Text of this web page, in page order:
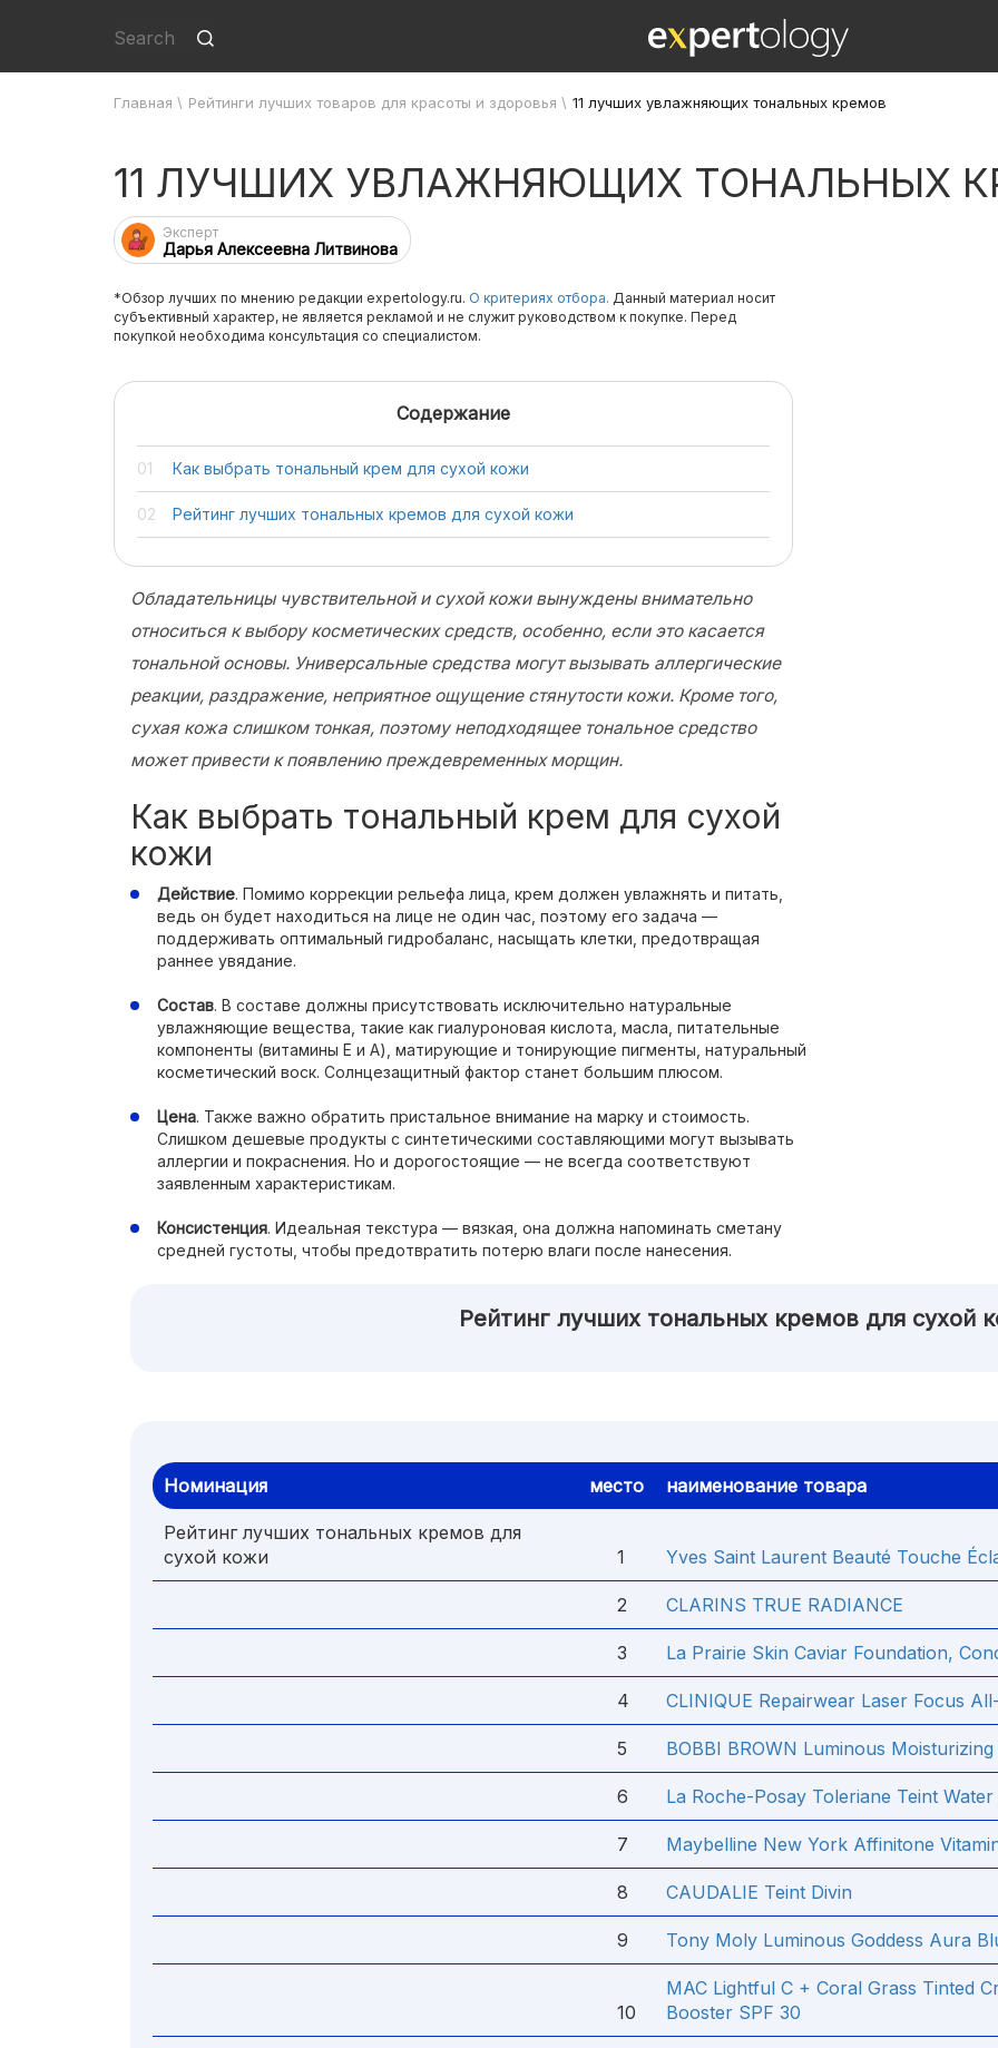
Главная \ Рейтинги лучших товаров для красоты и здоровья \ 11 лучших увлажняющих тональных кремов
11 ЛУЧШИХ УВЛАЖНЯЮЩИХ ТОНАЛЬНЫХ
Эксперт
Дарья Алексеевна Литвинова
*Обзор лучших по мнению редакции expertology.ru. О критериях отбора. Данный материал носит
субъективный характер, не является рекламой и не служит руководством к покупке. Перед
покупкой необходима консультация со специалистом.
Содержание
Как выбрать тональный крем для сухой кожи
Рейтинг лучших тональных кремов для сухой кожи
Обладательницы чувствительной и сухой кожи вынуждены внимательно
относиться к выбору косметических средств, особенно, если это касается
тональной основы. Универсальные средства могут вызывать аллергические
реакции, раздражение, неприятное ощущение стянутости кожи. Кроме того,
сухая кожа слишком тонкая, поэтому неподходящее тональное средство
может привести к появлению преждевременных морщин.
Как выбрать тональный крем для сухой
кожи
Действие. Помимо коррекции рельефа лица, крем должен увлажнять и питать,
ведь он будет находиться на лице не один час, поэтому его задача —
поддерживать оптимальный гидробаланс, насыщать клетки, предотвращая
раннее увядание.
Состав. В составе должны присутствовать исключительно натуральные
увлажняющие вещества, такие как гиалуроновая кислота, масла, питательные
компоненты (витамины Е и А), матирующие и тонирующие пигменты, натуральный
косметический воск. Солнцезащитный фактор станет большим плюсом.
Цена. Также важно обратить пристальное внимание на марку и стоимость.
Слишком дешевые продукты с синтетическими составляющими могут вызывать
аллергии и покраснения. Но и дорогостоящие — не всегда соответствуют
заявленным характеристикам.
Консистенция. Идеальная текстура — вязкая, она должна напоминать сметану
средней густоты, чтобы предотвратить потерю влаги после нанесения.
Рейтинг лучших тональных кремов для сухой
Номинация место наименование товара
Рейтинг лучших тональных кремов для
сухой кожи
1 Yves Saint Laurent Beauté Touсhe
2 CLARINS TRUE RADIANCE
3 La Prairie Skin Caviar Foundation,
4 CLINIQUE Repairwear Laser Focus
5 BOBBI BROWN Luminous
6 La Roche-Posay Toleriane Teint
7 Maybelline New York Affinitone
8 CAUDALIE Teint Divin
9 Tony Moly Luminous Goddess Aura
10
MAC Lightful C + Coral Grass Tinted
Booster SPF 30